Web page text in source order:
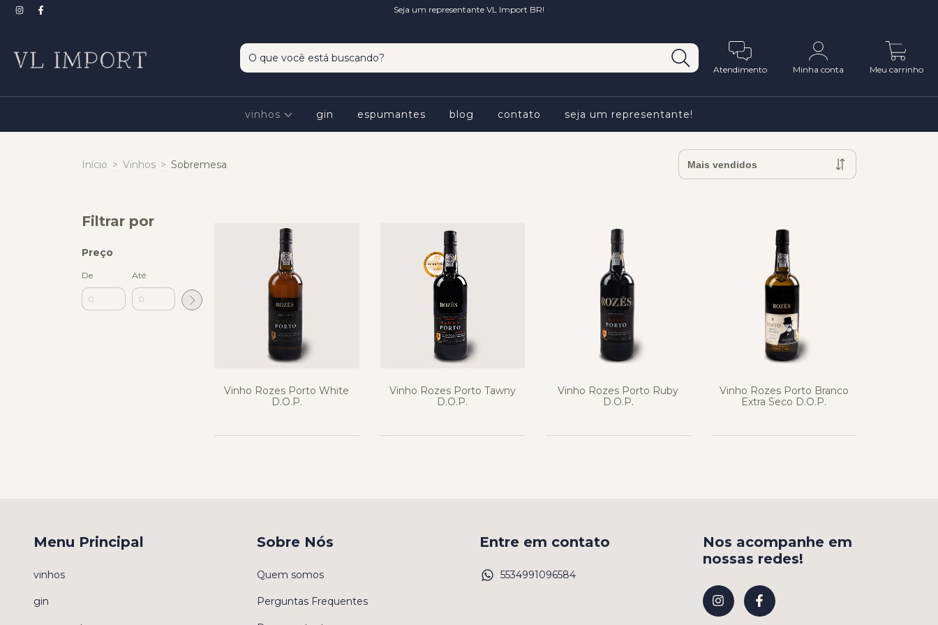
Seja um representante VL Import BR!
Atendimento Minha conta Meu carrinho
vinhos gin espumantes blog contato seja um representante!
Início > Vinhos > Sobremesa
Filtrar por
Preço
De Até
Vinho Rozes Porto White
D.O.P.
Vinho Rozes Porto Tawny
D.O.P.
Vinho Rozes Porto Ruby
D.O.P.
Vinho Rozes Porto Branco
Extra Seco D.O.P.
Menu Principal
vinhos
gin
Sobre Nós
Quem somos
Perguntas Frequentes
Entre em contato
5534991096584
Nos acompanhe em
nossas redes!